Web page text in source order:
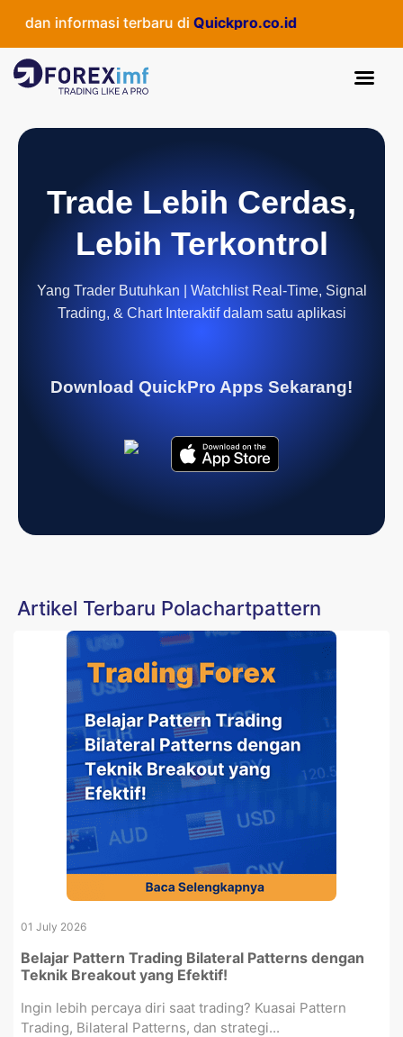
informasi terbaru di Quickpro.co.id
Trade Lebih Cerdas,
Lebih Terkontrol
Yang Trader Butuhkan | Watchlist Real-Time, Signal
Trading, & Chart Interaktif dalam satu aplikasi
Download QuickPro Apps Sekarang!
Artikel Terbaru Polachartpattern
01 July 2026
Belajar Pattern Trading Bilateral Patterns dengan
Teknik Breakout yang Efektif!
Ingin lebih percaya diri saat trading? Kuasai Pattern
Trading, Bilateral Patterns, dan strategi...